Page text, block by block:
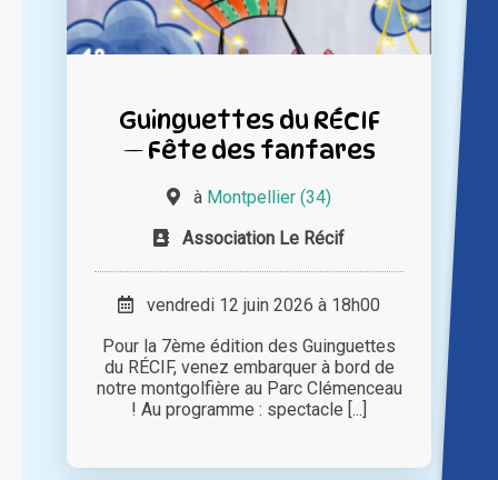
Guinguettes du RÉCIF
— Fête des fanfares
à Montpellier (34)
Association Le Récif
vendredi 12 juin 2026 à 18h00
Pour la 7ème édition des Guinguettes
du RÉCIF, venez embarquer à bord de
notre montgolfière au Parc Clémenceau
! Au programme : spectacle [...]